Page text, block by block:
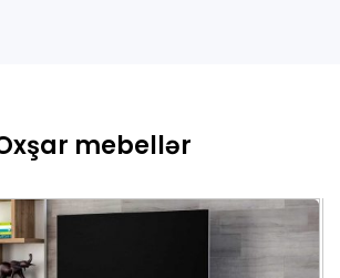
mebellər